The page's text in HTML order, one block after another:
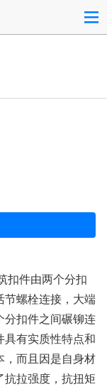
扣件由两个分扣
节螺栓连接，大端
分扣件之间碾铆连
有实质性特点和
，而且因是自身材
拉强度，抗扭矩